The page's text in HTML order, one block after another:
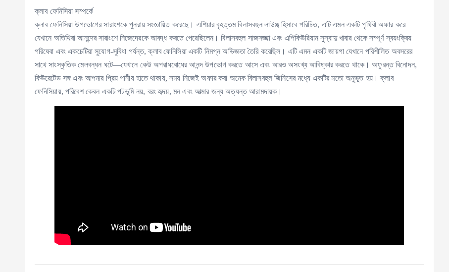
ক্লাব ফেনিসিয়া সম্পর্কে
ক্লাব ফেনিসিয়া উপভোগের সারাংশকে পুনরায় সংজ্ঞায়িত করেছে। এশিয়ার বৃহত্তম বিলাসবহুল লাউঞ্জ হিসাবে পরিচিত, এটি এমন একটি পৃথিবী অফার করে
যেখানে অতিথিরা আনন্দের সারাংশে নিজেদেরকে আবদ্ধ করতে পেরেছিলেন। বিলাসবহুল সাজসজ্জা এবং এপিকিউরিয়ান সুস্বাদু খাবার থেকে সম্পূর্ণ স্বয়ংক্রিয়
পরিষেবা এবং একচেটিয়া সুযোগ-সুবিধা পর্যন্ত, ক্লাব ফেনিসিয়া একটি নিমগ্ন অভিজ্ঞতা তৈরি করেছিল। এটি এমন একটি জায়গা যেখানে পরিশীলিত অবসরের
সাথে সাংস্কৃতিক মেলবন্ধন ঘটে—যেখানে কেউ অপরাধবোধের আনন্দ উপভোগ করতে আসে এবং আরও অসংখ্য আবিষ্কার করতে থাকে। অফুরন্ত বিনোদন,
কিউরেটেড সঙ্গ এবং আপনার প্রিয় পানীয় হাতে থাকায়, সময় নিজেই অফার করা অনেক বিলাসবহুল জিনিসের মধ্যে একটির মতো অনুভূত হয়। ক্লাব
ফেনিসিয়ায়, পরিবেশ কেবল একটি পটভূমি নয়, বরং হৃদয়, মন এবং আত্মার জন্য অত্যন্ত আরামদায়ক।